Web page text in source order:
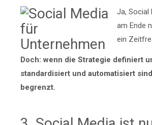
Ja, Social
am Ende
ein
Doch: wenn die Strategie definiert
standardisiert und automatisiert
begrenzt.